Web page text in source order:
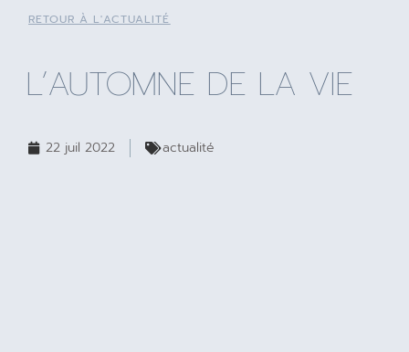
RETOUR À L'ACTUALITÉ
L’AUTOMNE DE LA VIE
22 juil 2022 actualité